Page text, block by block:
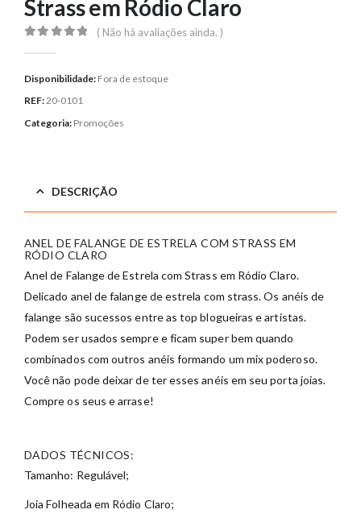
Strass em Ródio Claro
( Não há avaliações ainda. )
Disponibilidade: Fora de estoque
REF:20-0101
Categoria: Promoções
DESCRIÇÃO
ANEL DE FALANGE DE ESTRELA COM STRASS EM
RÓDIO CLARO
Anel de Falange de Estrela com Strass em Ródio Claro.
Delicado anel de falange de estrela com strass. Os anéis de
falange são sucessos entre as top blogueiras e artistas.
Podem ser usados sempre e ficam super bem quando
combinados com outros anéis formando um mix poderoso.
Você não pode deixar de ter esses anéis em seu porta joias.
Compre os seus e arrase!
DADOS TÉCNICOS:
Tamanho: Regulável;
Joia Folheada em Ródio Claro;